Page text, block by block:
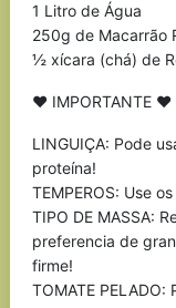
1 Litro de Água
250g de Macarrão
½ xícara (chá) de
♥ IMPORTANTE ♥
LINGUIÇA: Pode
proteína!
TEMPEROS: Use
TIPO DE MASSA:
preferencia de
firme!
TOMATE